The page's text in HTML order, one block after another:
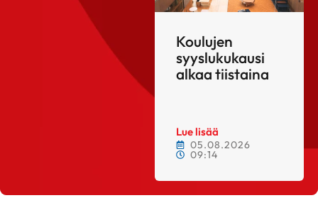
Koulujen
syyslukukausi
alkaa tiistaina
Lue lisää
05.08.2026
09:14